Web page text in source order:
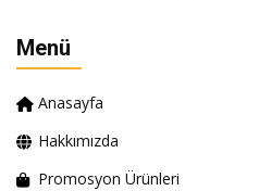
Menü
Anasayfa
Hakkımızda
Promosyon Ürünleri